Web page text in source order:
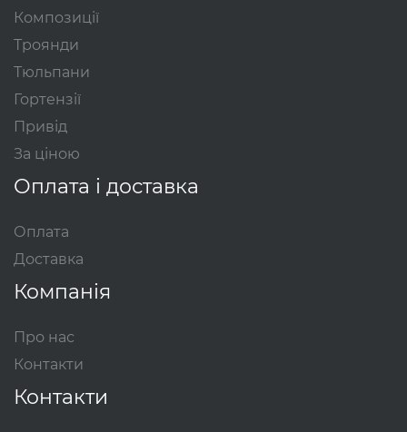
Композиції
Троянди
Тюльпани
Гортензії
Привід
За ціною
Оплата і доставка
Оплата
Доставка
Компанія
Про нас
Контакти
Контакти